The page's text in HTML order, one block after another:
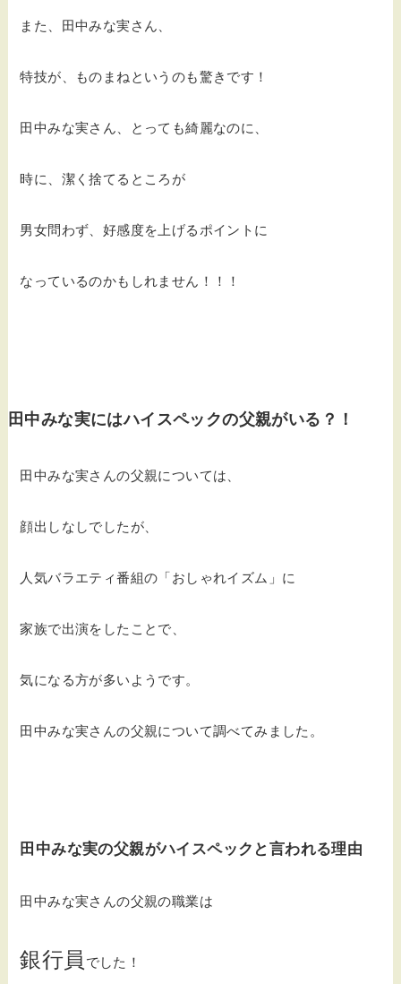
また、田中みな実さん、
特技が、ものまねというのも驚きです！
田中みな実さん、とっても綺麗なのに、
時に、潔く捨てるところが
男女問わず、好感度を上げるポイントに
なっているのかもしれません！！！
田中みな実にはハイスペックの父親がいる？！
田中みな実さんの父親については、
顔出しなしでしたが、
人気バラエティ番組の「おしゃれイズム」に
家族で出演をしたことで、
気になる方が多いようです。
田中みな実さんの父親について調べてみました。
田中みな実の父親がハイスペックと言われる理由
田中みな実さんの父親の職業は
銀行員 でした！